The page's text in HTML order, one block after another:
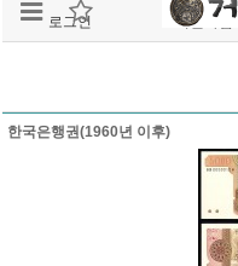
로그인 회원가입
한국은행권(1960년 이후)